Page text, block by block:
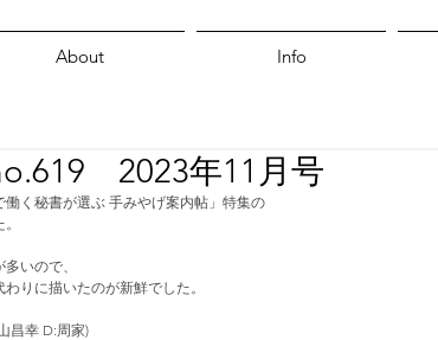
About Info
2023年11月号
働く秘書が選ぶ 手みやげ案内帖」特集の
いので、
りに描いたのが新鮮でした。
昌幸 D:周家)